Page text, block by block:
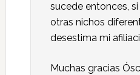
sucede entonces,
otras nichos
desestima mi
Muchas gracias